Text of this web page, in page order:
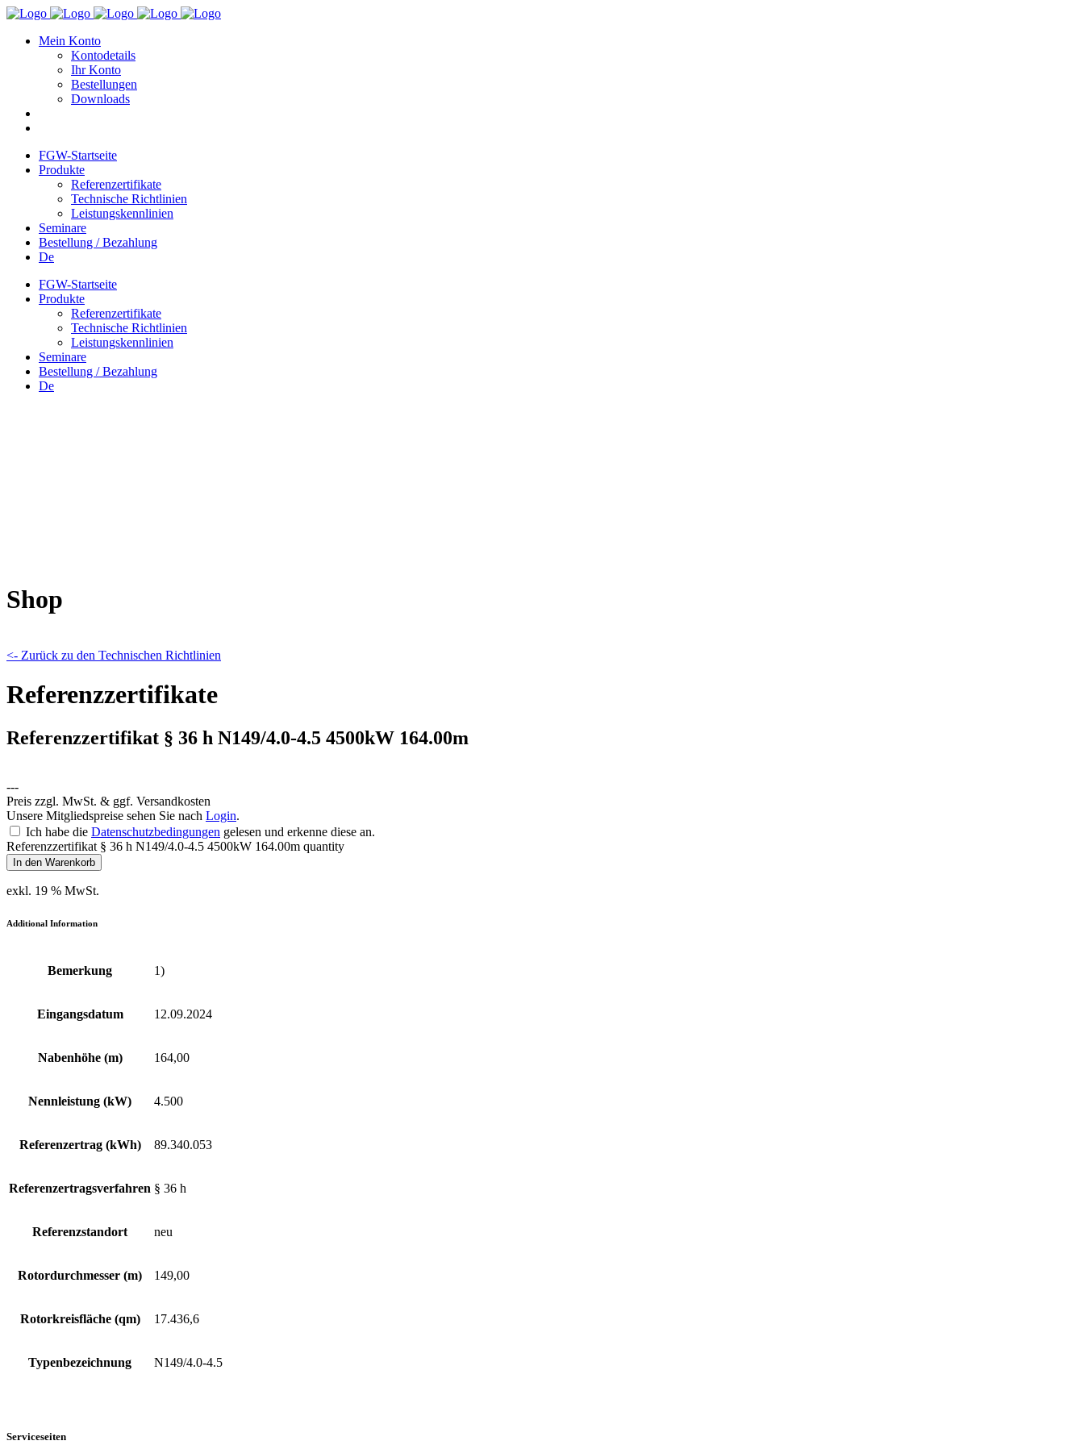
Mein Konto
Kontodetails
Ihr Konto
Bestellungen
Downloads
FGW-Startseite
Produkte
Referenzertifikate
Technische Richtlinien
Leistungskennlinien
Seminare
Bestellung / Bezahlung
De
FGW-Startseite
Produkte
Referenzertifikate
Technische Richtlinien
Leistungskennlinien
Seminare
Bestellung / Bezahlung
De
Shop
<- Zurück zu den Technischen Richtlinien
Referenzzertifikate
Referenzzertifikat § 36 h N149/4.0-4.5 4500kW 164.00m
---
Preis zzgl. MwSt. & ggf. Versandkosten
Unsere Mitgliedspreise sehen Sie nach Login.
Ich habe die Datenschutzbedingungen gelesen und erkenne diese an.
Referenzzertifikat § 36 h N149/4.0-4.5 4500kW 164.00m quantity
In den Warenkorb
exkl. 19 % MwSt.
Additional Information
Bemerkung 1)
Eingangsdatum 12.09.2024
Nabenhöhe (m) 164,00
Nennleistung (kW) 4.500
Referenzertrag (kWh) 89.340.053
Referenzertragsverfahren § 36 h
Referenzstandort neu
Rotordurchmesser (m) 149,00
Rotorkreisfläche (qm) 17.436,6
Typenbezeichnung N149/4.0-4.5
Serviceseiten